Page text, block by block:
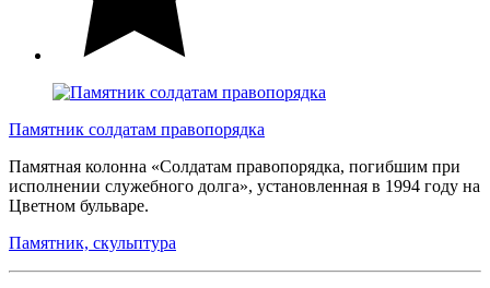
Памятник солдатам правопорядка
Памятная колонна «Солдатам правопорядка, погибшим при
исполнении служебного долга», установленная в 1994 году на
Цветном бульваре.
Памятник, скульптура